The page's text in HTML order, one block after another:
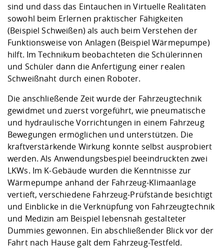
sind und dass das Eintauchen in Virtuelle Realitäten
sowohl beim Erlernen praktischer Fähigkeiten
(Beispiel Schweißen) als auch beim Verstehen der
Funktionsweise von Anlagen (Beispiel Wärmepumpe)
hilft. Im Technikum beobachteten die Schülerinnen
und Schüler dann die Anfertigung einer realen
Schweißnaht durch einen Roboter.
Die anschließende Zeit wurde der Fahrzeugtechnik
gewidmet und zuerst vorgeführt, wie pneumatische
und hydraulische Vorrichtungen in einem Fahrzeug
Bewegungen ermöglichen und unterstützen. Die
kraftverstärkende Wirkung konnte selbst ausprobiert
werden. Als Anwendungsbespiel beeindruckten zwei
LKWs. Im K-Gebäude wurden die Kenntnisse zur
Wärmepumpe anhand der Fahrzeug-Klimaanlage
vertieft, verschiedene Fahrzeug-Prüfstände besichtigt
und Einblicke in die Verknüpfung von Fahrzeugtechnik
und Medizin am Beispiel lebensnah gestalteter
Dummies gewonnen. Ein abschließender Blick vor der
Fahrt nach Hause galt dem Fahrzeug-Testfeld.